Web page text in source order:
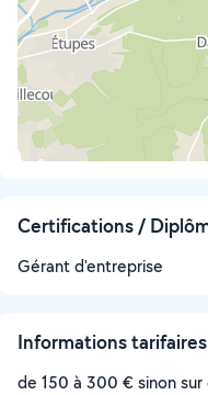
Certifications /
Gérant d'entreprise
Informations
de 150 à 300 € sinon sur